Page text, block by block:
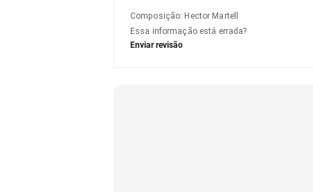
Composição: Hector Martell
Essa informação está errada?
Enviar revisão